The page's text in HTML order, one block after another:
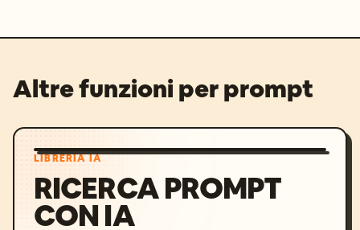
Altre funzioni per prompt
LIBRERIA IA
RICERCA PROMPT
CON IA